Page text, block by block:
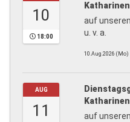
10
18:00
auf
u. v. a.
10.Aug.2026 (Mo)
AUG
11
auf